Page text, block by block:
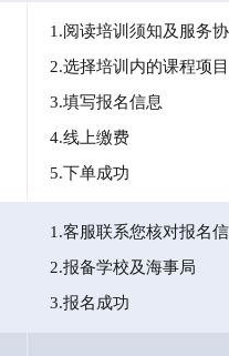
1.阅读培训须知及服务
2.选择培训内的课程项目
3.填写报名信息
4.线上缴费
5.下单成功
1.客服联系您核对报名
2.报备学校及海事局
3.报名成功